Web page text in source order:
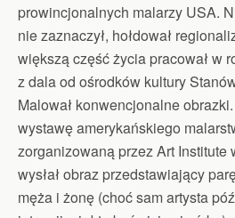
prowincjonalnych malarzy USA.
nie zaznaczył, hołdował
większą część życia pracował w
z dala od ośrodków kultury
Malował konwencjonalne
wystawę amerykańskiego
zorganizowaną przez Art Institute
wysłał obraz przedstawiający
męża i żonę (choć sam artysta